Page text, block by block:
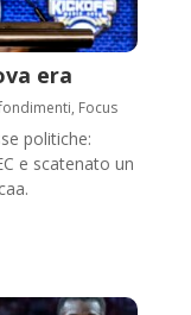
era
, Focus
politiche:
e scatenato un